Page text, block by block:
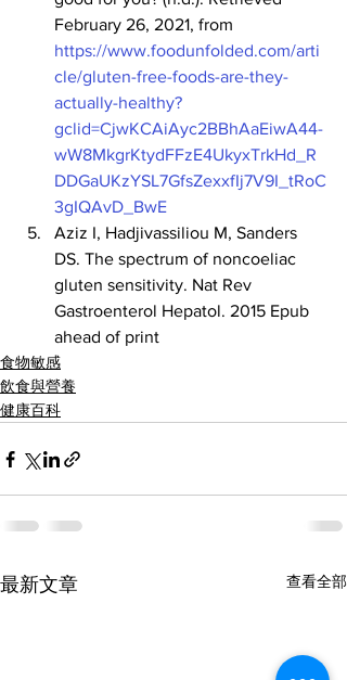
February 26, 2021, from
https://www.foodunfolded.com/arti
cle/gluten-free-foods-are-they-
actually-healthy?
gclid=CjwKCAiAyc2BBhAaEiwA44-
wW8MkgrKtydFFzE4UkyxTrkHd_R
DDGaUKzYSL7GfsZexxfIj7V9I_tRoC
3gIQAvD_BwE
Aziz I, Hadjivassiliou M, Sanders
DS. The spectrum of noncoeliac
gluten sensitivity. Nat Rev
Gastroenterol Hepatol. 2015 Epub
ahead of print
食物敏感
飲食與營養
健康百科
最新文章 查看全部